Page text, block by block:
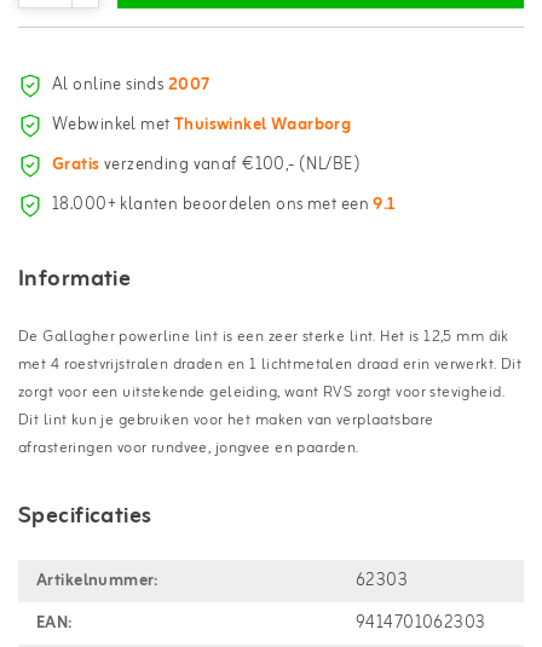
Al online sinds2007
Webwinkel metThuiswinkel Waarborg
Gratisverzending vanaf €100,- (NL/BE)
18.000+ klanten beoordelen ons met een9.1
Informatie
De Gallagher powerline lint is een zeer sterke lint. Het is 12,5 mm dik
met 4 roestvrijstralen draden en 1 lichtmetalen draad erin verwerkt. Dit
zorgt voor een uitstekende geleiding, want RVS zorgt voor stevigheid.
Dit lint kun je gebruiken voor het maken van verplaatsbare
afrasteringen voor rundvee, jongvee en paarden.
Specificaties
Artikelnummer:
62303
EAN:
9414701062303